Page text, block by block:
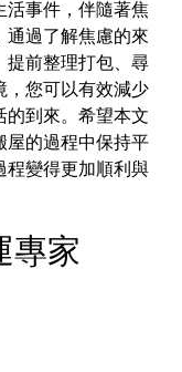
活事件，伴隨著焦
通過了解焦慮的來
提前整理打包、尋
，您可以有效減少
的到來。希望本文
屋的過程中保持平
程變得更加順利與
專家